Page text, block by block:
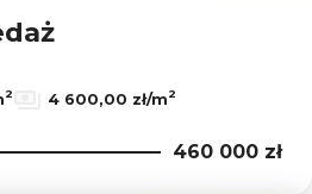
2 4 600,00 zł/m2
460 000 zł